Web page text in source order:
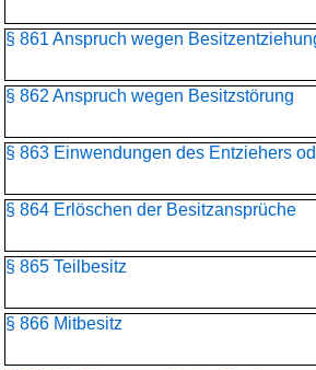
§ 861 Anspruch wegen
§ 862 Anspruch wegen Besitzstörung
§ 863 Einwendungen des Entziehers
§ 864 Erlöschen der Besitzansprüche
§ 865 Teilbesitz
§ 866 Mitbesitz